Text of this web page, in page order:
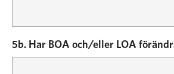
5b. Har BOA och/eller LOA